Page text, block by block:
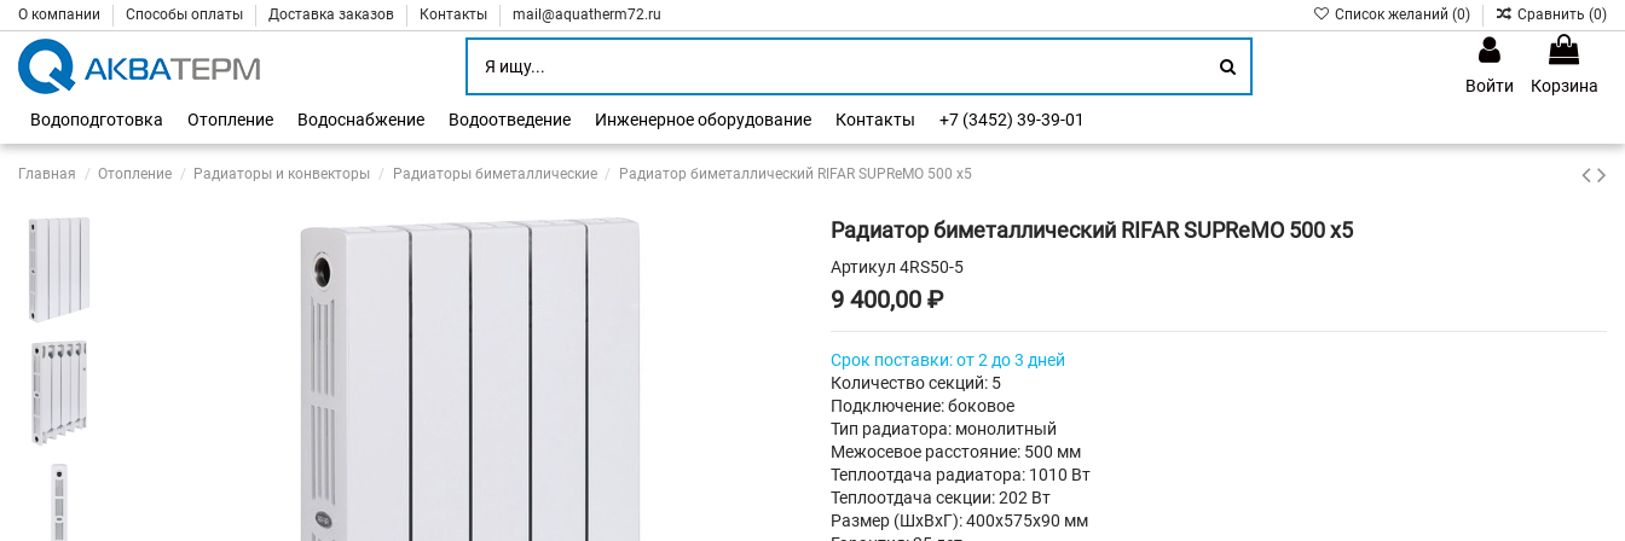
О компании Способы оплаты Доставка заказов Контакты mail@aquatherm72.ru Список желаний (0) Сравнить (0)
Войти
Корзина
Водоподготовка
Отопление Водоснабжение Водоотведение Инженерное оборудование Контакты +7 (3452) 39-39-01
Главная Отопление Радиаторы и конвекторы Радиаторы биметаллические Радиатор биметаллический RIFAR SUPReMO 500 х5
Радиатор биметаллический RIFAR SUPReMO 500 х5
Артикул 4RS50-5
9 400,00 ₽
Срок поставки: от 2 до 3 дней
Количество секций: 5
Подключение: боковое
Тип радиатора: монолитный
Межосевое расстояние: 500 мм
Теплоотдача радиатора: 1010 Вт
Теплоотдача секции: 202 Вт
Размер (ШхВхГ): 400х575х90 мм